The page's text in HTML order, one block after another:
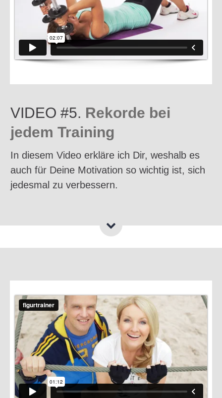
VIDEO #5. Rekorde bei
jedem Training
In diesem Video erkläre ich Dir, weshalb es
auch für Deine Motivation so wichtig ist, sich
jedesmal zu verbessern.